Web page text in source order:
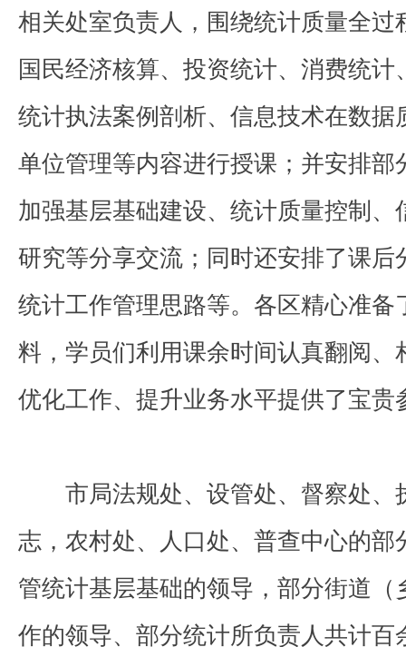
相关处室负责人，围绕统计质量全
国民经济核算、投资统计、消费统
统计执法案例剖析、信息技术在数
单位管理等内容进行授课；并安排
加强基层基础建设、统计质量控制
研究等分享交流；同时还安排了课
统计工作管理思路等。各区精心准备
料，学员们利用课余时间认真翻阅
优化工作、提升业务水平提供了宝贵
市局法规处、设管处、督察处、
志，农村处、人口处、普查中心的
管统计基层基础的领导，部分街道
作的领导、部分统计所负责人共计百